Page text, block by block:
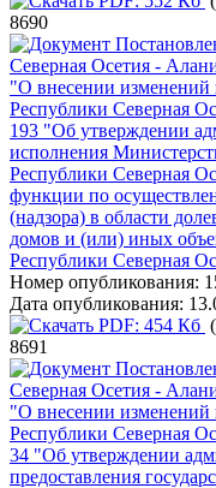
8690
Северная Осетия -
"О внесении изменений
Республики Северная
193 "Об утверждении
исполнения
Республики Северная
функции по
(надзора) в области
домов и (или) иных
Республики Северная
Номер опубликования:
Дата опубликования:
PDF: 454 Кб
8691
Северная Осетия -
"О внесении изменений
Республики Северная
34 "Об утверждении
предоставления